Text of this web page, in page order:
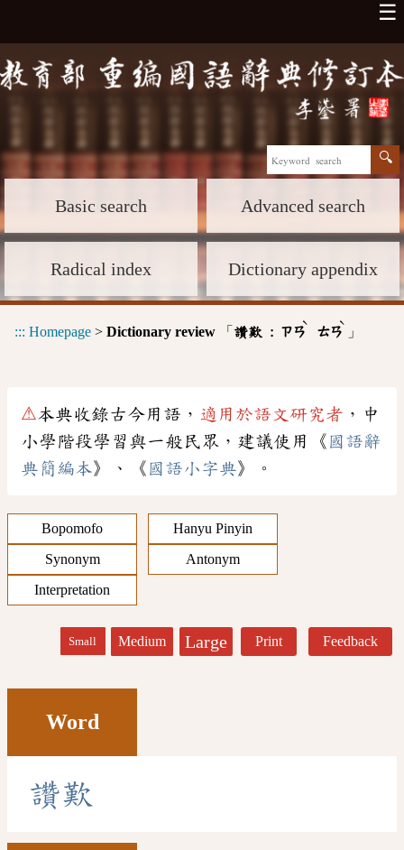
☰
Basic search Advanced search
Radical index Dictionary appendix
::: Homepage > Dictionary review 「 讚歎 : ㄗㄢ
ˋ
ㄊㄢ
ˋ
」
⚠本典收錄古今用語， 適用於語文研究者 ，中
小學階段學習與一般民眾，建議使用《 國語辭
典簡編本》、《 國語小字典》。
Bopomofo
Hanyu Pinyin
Synonym
Antonym
Interpretation
Small Medium Large Print Feedback
Word
讚歎